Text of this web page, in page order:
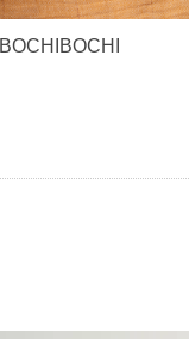
BOCHIBOCHI